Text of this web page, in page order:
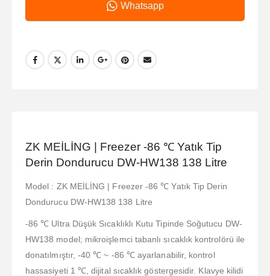
Whatsapp
ZK MEİLİNG | Freezer -86 ℃ Yatık Tip
Derin Dondurucu DW-HW138 138 Litre
Model : ZK MEİLİNG | Freezer -86 ℃ Yatık Tip Derin
Dondurucu DW-HW138 138 Litre
-86 ℃ Ultra Düşük Sıcaklıklı Kutu Tipinde Soğutucu DW-
HW138 model; mikroişlemci tabanlı sıcaklık kontrolörü ile
donatılmıştır, -40 ℃ ~ -86 ℃ ayarlanabilir, kontrol
hassasiyeti 1 ℃, dijital sıcaklık göstergesidir. Klavye kilidi